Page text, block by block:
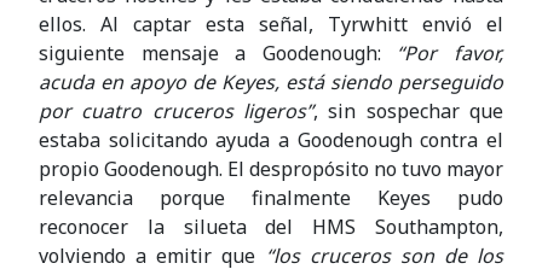
ellos. Al captar esta señal, Tyrwhitt envió el
siguiente mensaje a Goodenough: “Por favor,
acuda en apoyo de Keyes, está siendo perseguido
por cuatro cruceros ligeros”, sin sospechar que
estaba solicitando ayuda a Goodenough contra el
propio Goodenough. El despropósito no tuvo mayor
relevancia porque finalmente Keyes pudo
reconocer la silueta del HMS Southampton,
volviendo a emitir que “los cruceros son de los